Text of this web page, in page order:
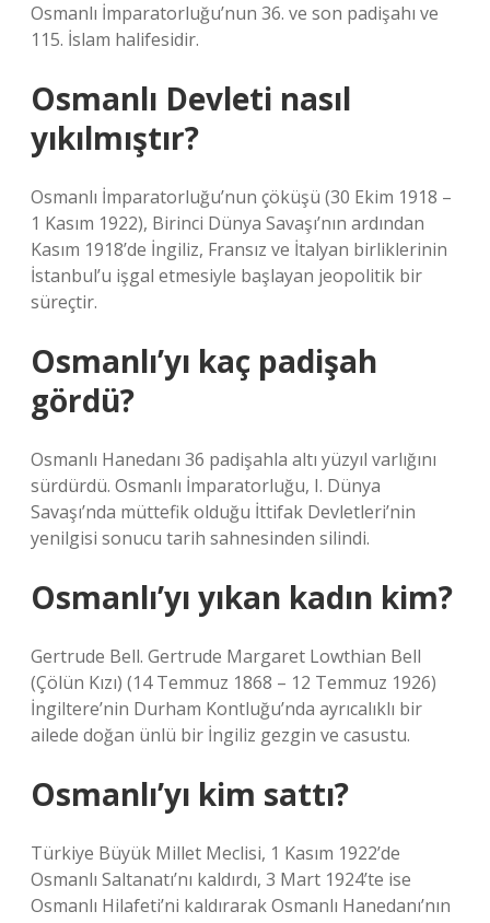
Osmanlı İmparatorluğu’nun 36. ve son padişahı ve
115. İslam halifesidir.
Osmanlı Devleti nasıl
yıkılmıştır?
Osmanlı İmparatorluğu’nun çöküşü (30 Ekim 1918 –
1 Kasım 1922), Birinci Dünya Savaşı’nın ardından
Kasım 1918’de İngiliz, Fransız ve İtalyan birliklerinin
İstanbul’u işgal etmesiyle başlayan jeopolitik bir
süreçtir.
Osmanlı’yı kaç padişah
gördü?
Osmanlı Hanedanı 36 padişahla altı yüzyıl varlığını
sürdürdü. Osmanlı İmparatorluğu, I. Dünya
Savaşı’nda müttefik olduğu İttifak Devletleri’nin
yenilgisi sonucu tarih sahnesinden silindi.
Osmanlı’yı yıkan kadın kim?
Gertrude Bell. Gertrude Margaret Lowthian Bell
(Çölün Kızı) (14 Temmuz 1868 – 12 Temmuz 1926)
İngiltere’nin Durham Kontluğu’nda ayrıcalıklı bir
ailede doğan ünlü bir İngiliz gezgin ve casustu.
Osmanlı’yı kim sattı?
Türkiye Büyük Millet Meclisi, 1 Kasım 1922’de
Osmanlı Saltanatı’nı kaldırdı, 3 Mart 1924’te ise
Osmanlı Hilafeti’ni kaldırarak Osmanlı Hanedanı’nın